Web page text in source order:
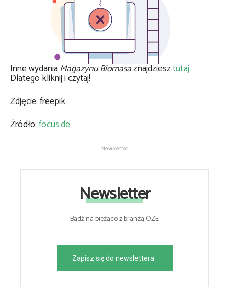
Inne wydaniaMagazynu Biomasaznajdziesztutaj.
Dlatego kliknij i czytaj!
Zdjęcie: freepik
Źródło:focus.de
Newsletter
Newsletter
Bądź na bieżąco z branżą OZE
Zapisz się do newslettera